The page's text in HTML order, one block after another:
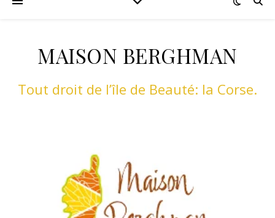
MAISON BERGHMAN
Tout droit de l’île de Beauté: la Corse.